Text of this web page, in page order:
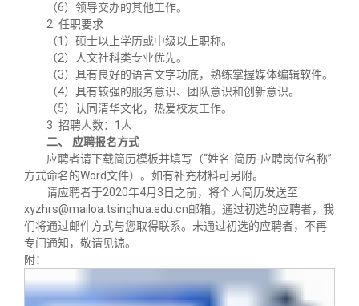
（6） 领导交办的其他工作。
2. 任职要求
（1） 硕士以上学历或中级以上职称。
（2）
人文社科类专业优先。
（3） 具有良好的语言文字功底，熟练掌握媒体编辑软件。
（4） 具有较强的服务意识、团队意识和创新意识。
（5） 认同清华文化，热爱校友工作。
3. 招聘人数：1人
二、
应聘报名方式
应聘者请下载简历模板并填写（“姓名-简历-应聘岗位名称”
方式命名的Word文件）。如有补充材料可另附。
请应聘者于2020年4月3日之前，将个人简历发送至
xyzhrs@mailoa.tsinghua.edu.cn邮箱。通过初选的应聘者，我
们将通过邮件方式与您取得联系。未通过初选的应聘者，不再
专门通知，敬请见谅。
附：